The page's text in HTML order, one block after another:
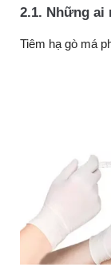
2.1. Những ai
Tiêm hạ gò má